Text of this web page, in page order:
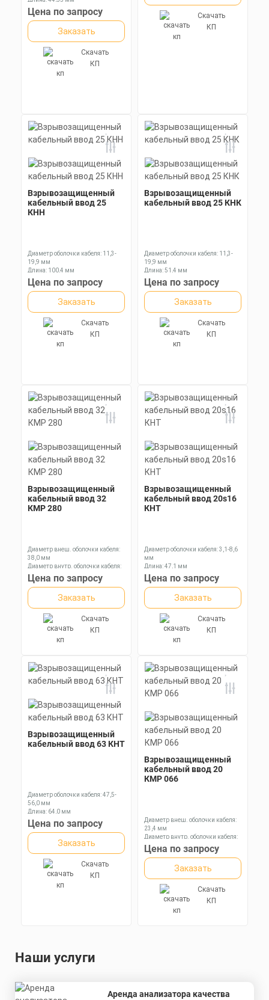
Ключ: 36 мм
Цена по запросу
Заказать
Скачать
КП
Скачать
КП
Взрывозащищенный
кабельный ввод 25
КНН
Диаметр оболочки кабеля: 11,3-
19,9 мм
Длина: 100,4 мм
Ключ: 36 мм
Цена по запросу
Заказать
Скачать
КП
Взрывозащищенный
кабельный ввод 25 КНК
Диаметр оболочки кабеля: 11,3-
19,9 мм
Длина: 51,4 мм
Ключ: 36 мм
Цена по запросу
Заказать
Скачать
КП
Взрывозащищенный
кабельный ввод 32
КМР 280
Диаметр внеш. оболочки кабеля:
38,0 мм
Диаметр внутр. оболочки кабеля:
30,4 мм
Диаметр оболочки кабеля: 17,0-
26,2 мм
Цена по запросу
Заказать
Скачать
КП
Взрывозащищенный
кабельный ввод 20s16
КНТ
Диаметр оболочки кабеля: 3,1-8,6
мм
Длина: 47,1 мм
Ключ: 24 мм
Цена по запросу
Заказать
Скачать
КП
Взрывозащищенный
кабельный ввод 63 КНТ
Диаметр оболочки кабеля: 47,5-
56,0 мм
Длина: 64,0 мм
Ключ: 75 мм
Цена по запросу
Заказать
Скачать
КП
Взрывозащищенный
кабельный ввод 20
КМР 066
Диаметр внеш. оболочки кабеля:
23,4 мм
Диаметр внутр. оболочки кабеля:
16,9 мм
Диаметр оболочки кабеля: 6,5-13,9
мм
Цена по запросу
Заказать
Скачать
КП
Наши услуги
Аренда анализатора качества